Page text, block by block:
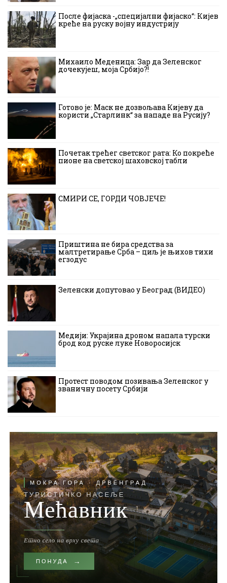
После фијаска -„специјални фијаско“: Кијев
креће на руску војну индустрију
Михаило Меденица: Зар да Зеленског
дочекујеш, моја Србијо?!
Готово је: Маск не дозвољава Кијеву да
користи „Старлинк“ за нападе на Русију?
Почетак трећег светског рата: Ко покреће
пионе на светској шаховској табли
СМИРИ СЕ, ГОРДИ ЧОВЈЕЧЕ!
Приштина не бира средства за
малтретирање Срба – циљ је њихов тихи
егзодус
Зеленски допутовао у Београд (ВИДЕО)
Медији: Украјина дроном напала турски
брод код руске луке Новоросијск
Протест поводом позивања Зеленског у
званичну посету Србији